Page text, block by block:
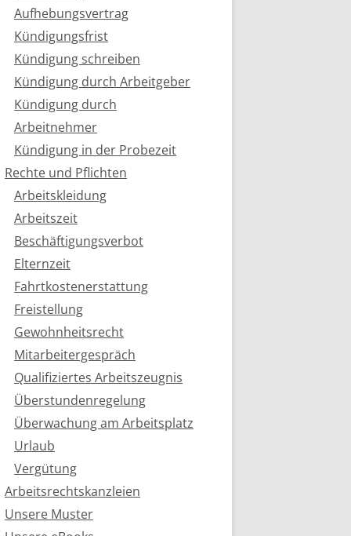
Aufhebungsvertrag
Kündigungsfrist
Kündigung schreiben
Kündigung durch Arbeitgeber
Kündigung durch
Arbeitnehmer
Kündigung in der Probezeit
Rechte und Pflichten
Arbeitskleidung
Arbeitszeit
Beschäftigungsverbot
Elternzeit
Fahrtkostenerstattung
Freistellung
Gewohnheitsrecht
Mitarbeitergespräch
Qualifiziertes Arbeitszeugnis
Überstundenregelung
Überwachung am Arbeitsplatz
Urlaub
Vergütung
Arbeitsrechtskanzleien
Unsere Muster